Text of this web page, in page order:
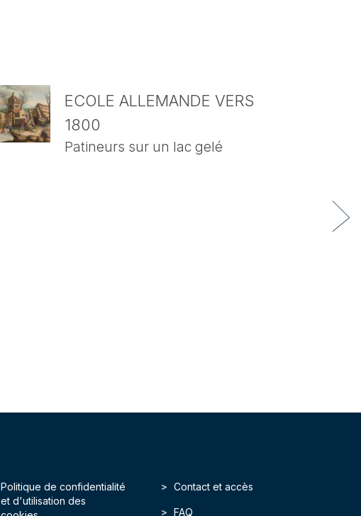
ECOLE ALLEMANDE VERS
1800
Patineurs sur un lac gelé
Politique de confidentialité
et d'utilisation des
Contact et accès
FAQ